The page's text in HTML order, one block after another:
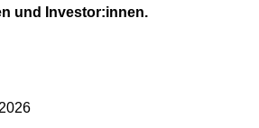
und Investor:innen.